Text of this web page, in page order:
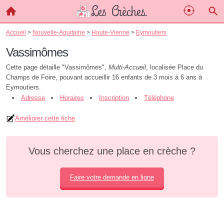
Accueil > Nouvelle-Aquitaine > Haute-Vienne > Eymoutiers
Vassimômes
Cette page détaille "Vassimômes", Multi-Accueil, localisée Place du
Champs de Foire, pouvant accueillir 16 enfants de 3 mois à 6 ans à
Eymoutiers.
Adresse
Horaires Inscription Téléphone
Améliorer cette fiche
Vous cherchez une place en crèche ?
Faire votre demande en ligne